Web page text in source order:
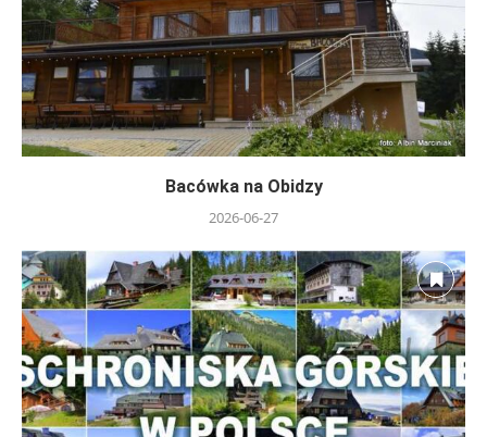
Bacówka na Obidzy
2026-06-27